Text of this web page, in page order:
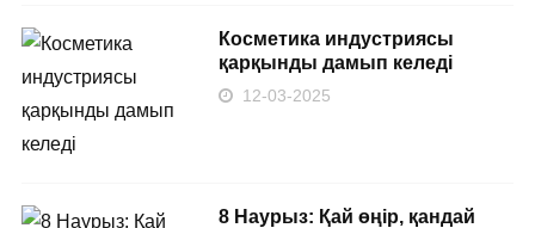
Косметика индустриясы
қарқынды дамып келеді
12-03-2025
8 Наурыз: Қай өңір, қандай